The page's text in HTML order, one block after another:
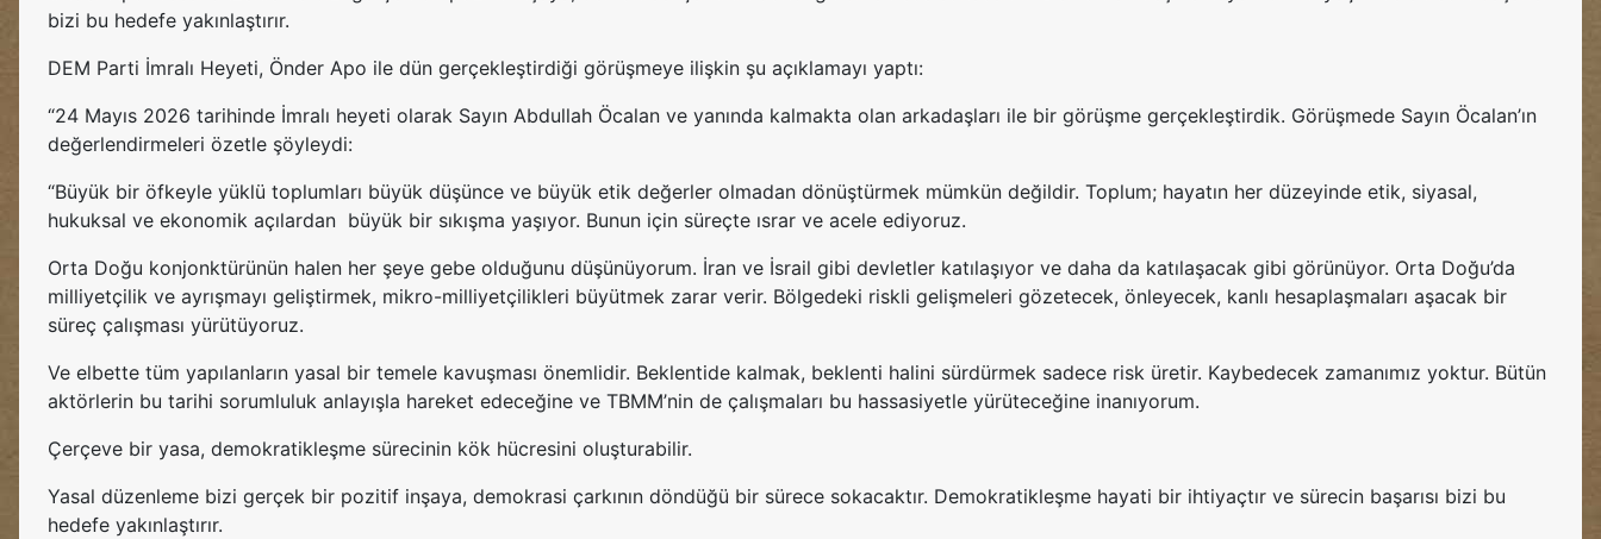
bizi bu hedefe yakınlaştırır.
DEM Parti İmralı Heyeti, Önder Apo ile dün gerçekleştirdiği görüşmeye ilişkin şu açıklamayı yaptı:
“24 Mayıs 2026 tarihinde İmralı heyeti olarak Sayın Abdullah Öcalan ve yanında kalmakta olan arkadaşları ile bir görüşme gerçekleştirdik. Görüşmede Sayın Öcalan’ın
değerlendirmeleri özetle şöyleydi:
“Büyük bir öfkeyle yüklü toplumları büyük düşünce ve büyük etik değerler olmadan dönüştürmek mümkün değildir. Toplum; hayatın her düzeyinde etik, siyasal,
hukuksal ve ekonomik açılardan büyük bir sıkışma yaşıyor. Bunun için süreçte ısrar ve acele ediyoruz.
Orta Doğu konjonktürünün halen her şeye gebe olduğunu düşünüyorum. İran ve İsrail gibi devletler katılaşıyor ve daha da katılaşacak gibi görünüyor. Orta Doğu’da
milliyetçilik ve ayrışmayı geliştirmek, mikro-milliyetçilikleri büyütmek zarar verir. Bölgedeki riskli gelişmeleri gözetecek, önleyecek, kanlı hesaplaşmaları aşacak bir
süreç çalışması yürütüyoruz.
Ve elbette tüm yapılanların yasal bir temele kavuşması önemlidir. Beklentide kalmak, beklenti halini sürdürmek sadece risk üretir. Kaybedecek zamanımız yoktur. Bütün
aktörlerin bu tarihi sorumluluk anlayışla hareket edeceğine ve TBMM’nin de çalışmaları bu hassasiyetle yürüteceğine inanıyorum.
Çerçeve bir yasa, demokratikleşme sürecinin kök hücresini oluşturabilir.
Yasal düzenleme bizi gerçek bir pozitif inşaya, demokrasi çarkının döndüğü bir sürece sokacaktır. Demokratikleşme hayati bir ihtiyaçtır ve sürecin başarısı bizi bu
hedefe yakınlaştırır.